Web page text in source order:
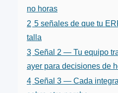
no horas
2 5 señales de que tu
talla
3 Señal 2 — Tu equipo
ayer para decisiones de
4 Señal 3 — Cada